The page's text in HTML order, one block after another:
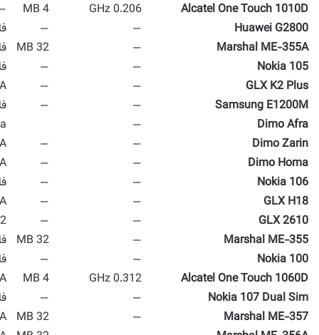
Alcatel One Touch 1010D
0.206 GHz
4 MB
Huawei G2800
—
—
Marshal ME-355A
—
32 MB
Nokia 105
—
—
GLX K2 Plus
—
—
Samsung E1200M
—
—
Dimo Afra
—
Dimo Zarin
—
—
Dimo Homa
—
—
Nokia 106
—
—
GLX H18
—
—
GLX 2610
—
—
2 MP
Marshal ME-355
—
32 MB
Nokia 100
—
—
Alcatel One Touch 1060D
0.312 GHz
4 MB
Nokia 107 Dual Sim
—
—
Marshal ME-357
—
32 MB